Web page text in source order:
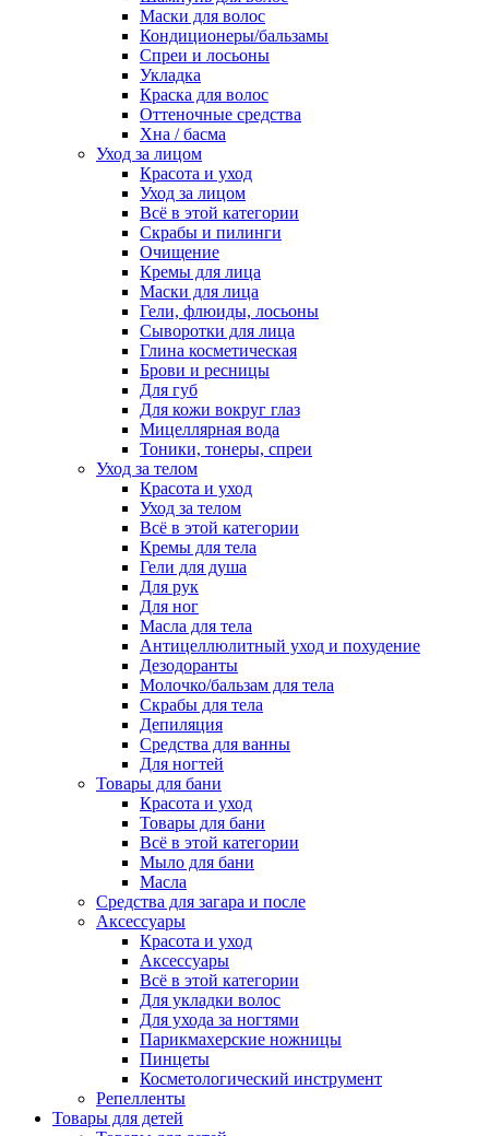
Маски для волос
Кондиционеры/бальзамы
Спреи и лосьоны
Укладка
Краска для волос
Оттеночные средства
Хна / басма
Уход за лицом
Красота и уход
Уход за лицом
Всё в этой категории
Скрабы и пилинги
Очищение
Кремы для лица
Маски для лица
Гели, флюиды, лосьоны
Сыворотки для лица
Глина косметическая
Брови и ресницы
Для губ
Для кожи вокруг глаз
Мицеллярная вода
Тоники, тонеры, спреи
Уход за телом
Красота и уход
Уход за телом
Всё в этой категории
Кремы для тела
Гели для душа
Для рук
Для ног
Масла для тела
Антицеллюлитный уход и похудение
Дезодоранты
Молочко/бальзам для тела
Скрабы для тела
Депиляция
Средства для ванны
Для ногтей
Товары для бани
Красота и уход
Товары для бани
Всё в этой категории
Мыло для бани
Масла
Средства для загара и после
Аксессуары
Красота и уход
Аксессуары
Всё в этой категории
Для укладки волос
Для ухода за ногтями
Парикмахерские ножницы
Пинцеты
Косметологический инструмент
Репелленты
Товары для детей